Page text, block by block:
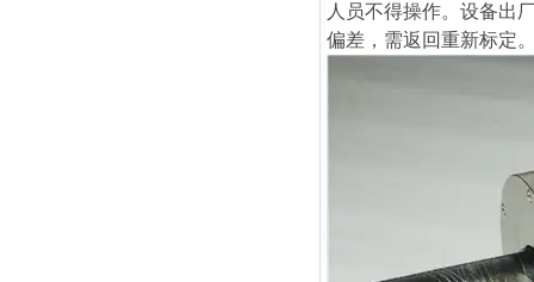
人员不得操作。设备出
偏差，需返回重新标定